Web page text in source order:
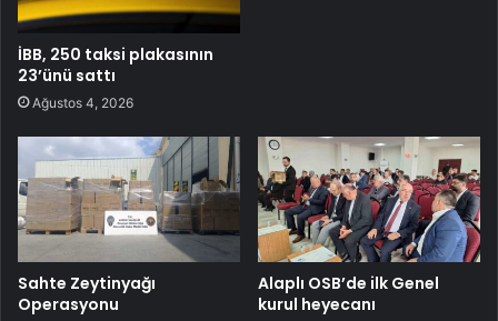
İBB, 250 taksi plakasının
23’ünü sattı
Ağustos 4, 2026
Sahte Zeytinyağı
Operasyonu
Alaplı OSB’de ilk Genel
kurul heyecanı